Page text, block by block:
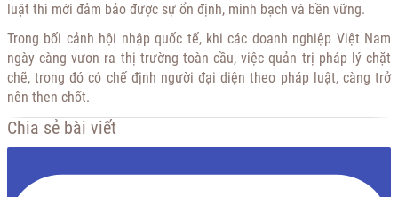
luật thì mới đảm bảo được sự ổn định, minh bạch và bền vững.
Trong bối cảnh hội nhập quốc tế, khi các doanh nghiệp Việt Nam
ngày càng vươn ra thị trường toàn cầu, việc quản trị pháp lý chặt
chẽ, trong đó có chế định người đại diện theo pháp luật, càng trở
nên then chốt.
Chia sẻ bài viết